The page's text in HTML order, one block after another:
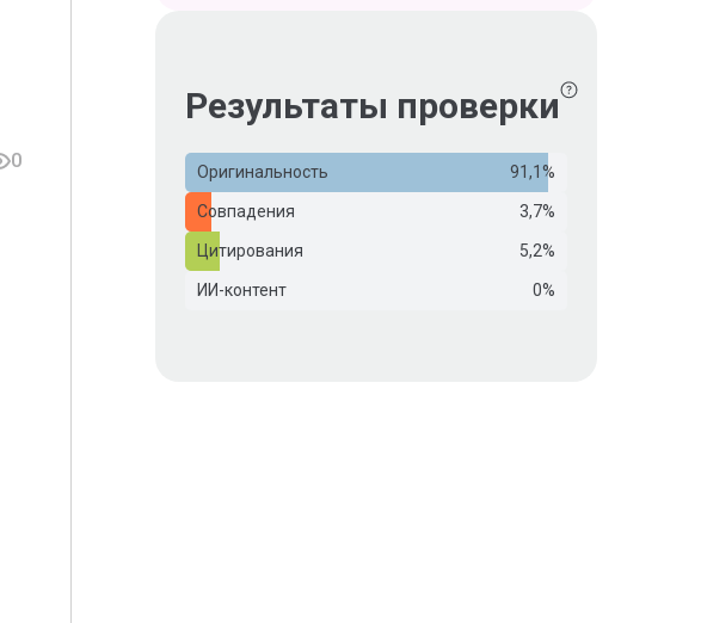
0
Результаты проверки
Оригинальность 91,1%
Совпадения 3,7%
Цитирования 5,2%
ИИ-контент 0%